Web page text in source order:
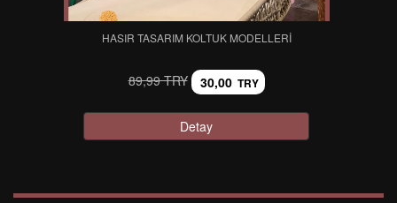
HASIR TASARIM KOLTUK MODELLERI
89,99 TRY 30,00 TRY
Detay